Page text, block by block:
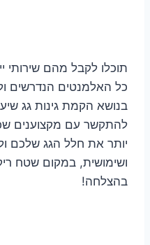
תוכלו לקבל מהם שירותי
כל האלמנטים הנדרשים
בנושא הקמת גינות גג
להתקשר עם מקצוענים
יותר את חלל הגג שלכם
ושימושית, במקום שטח
בהצלחה!